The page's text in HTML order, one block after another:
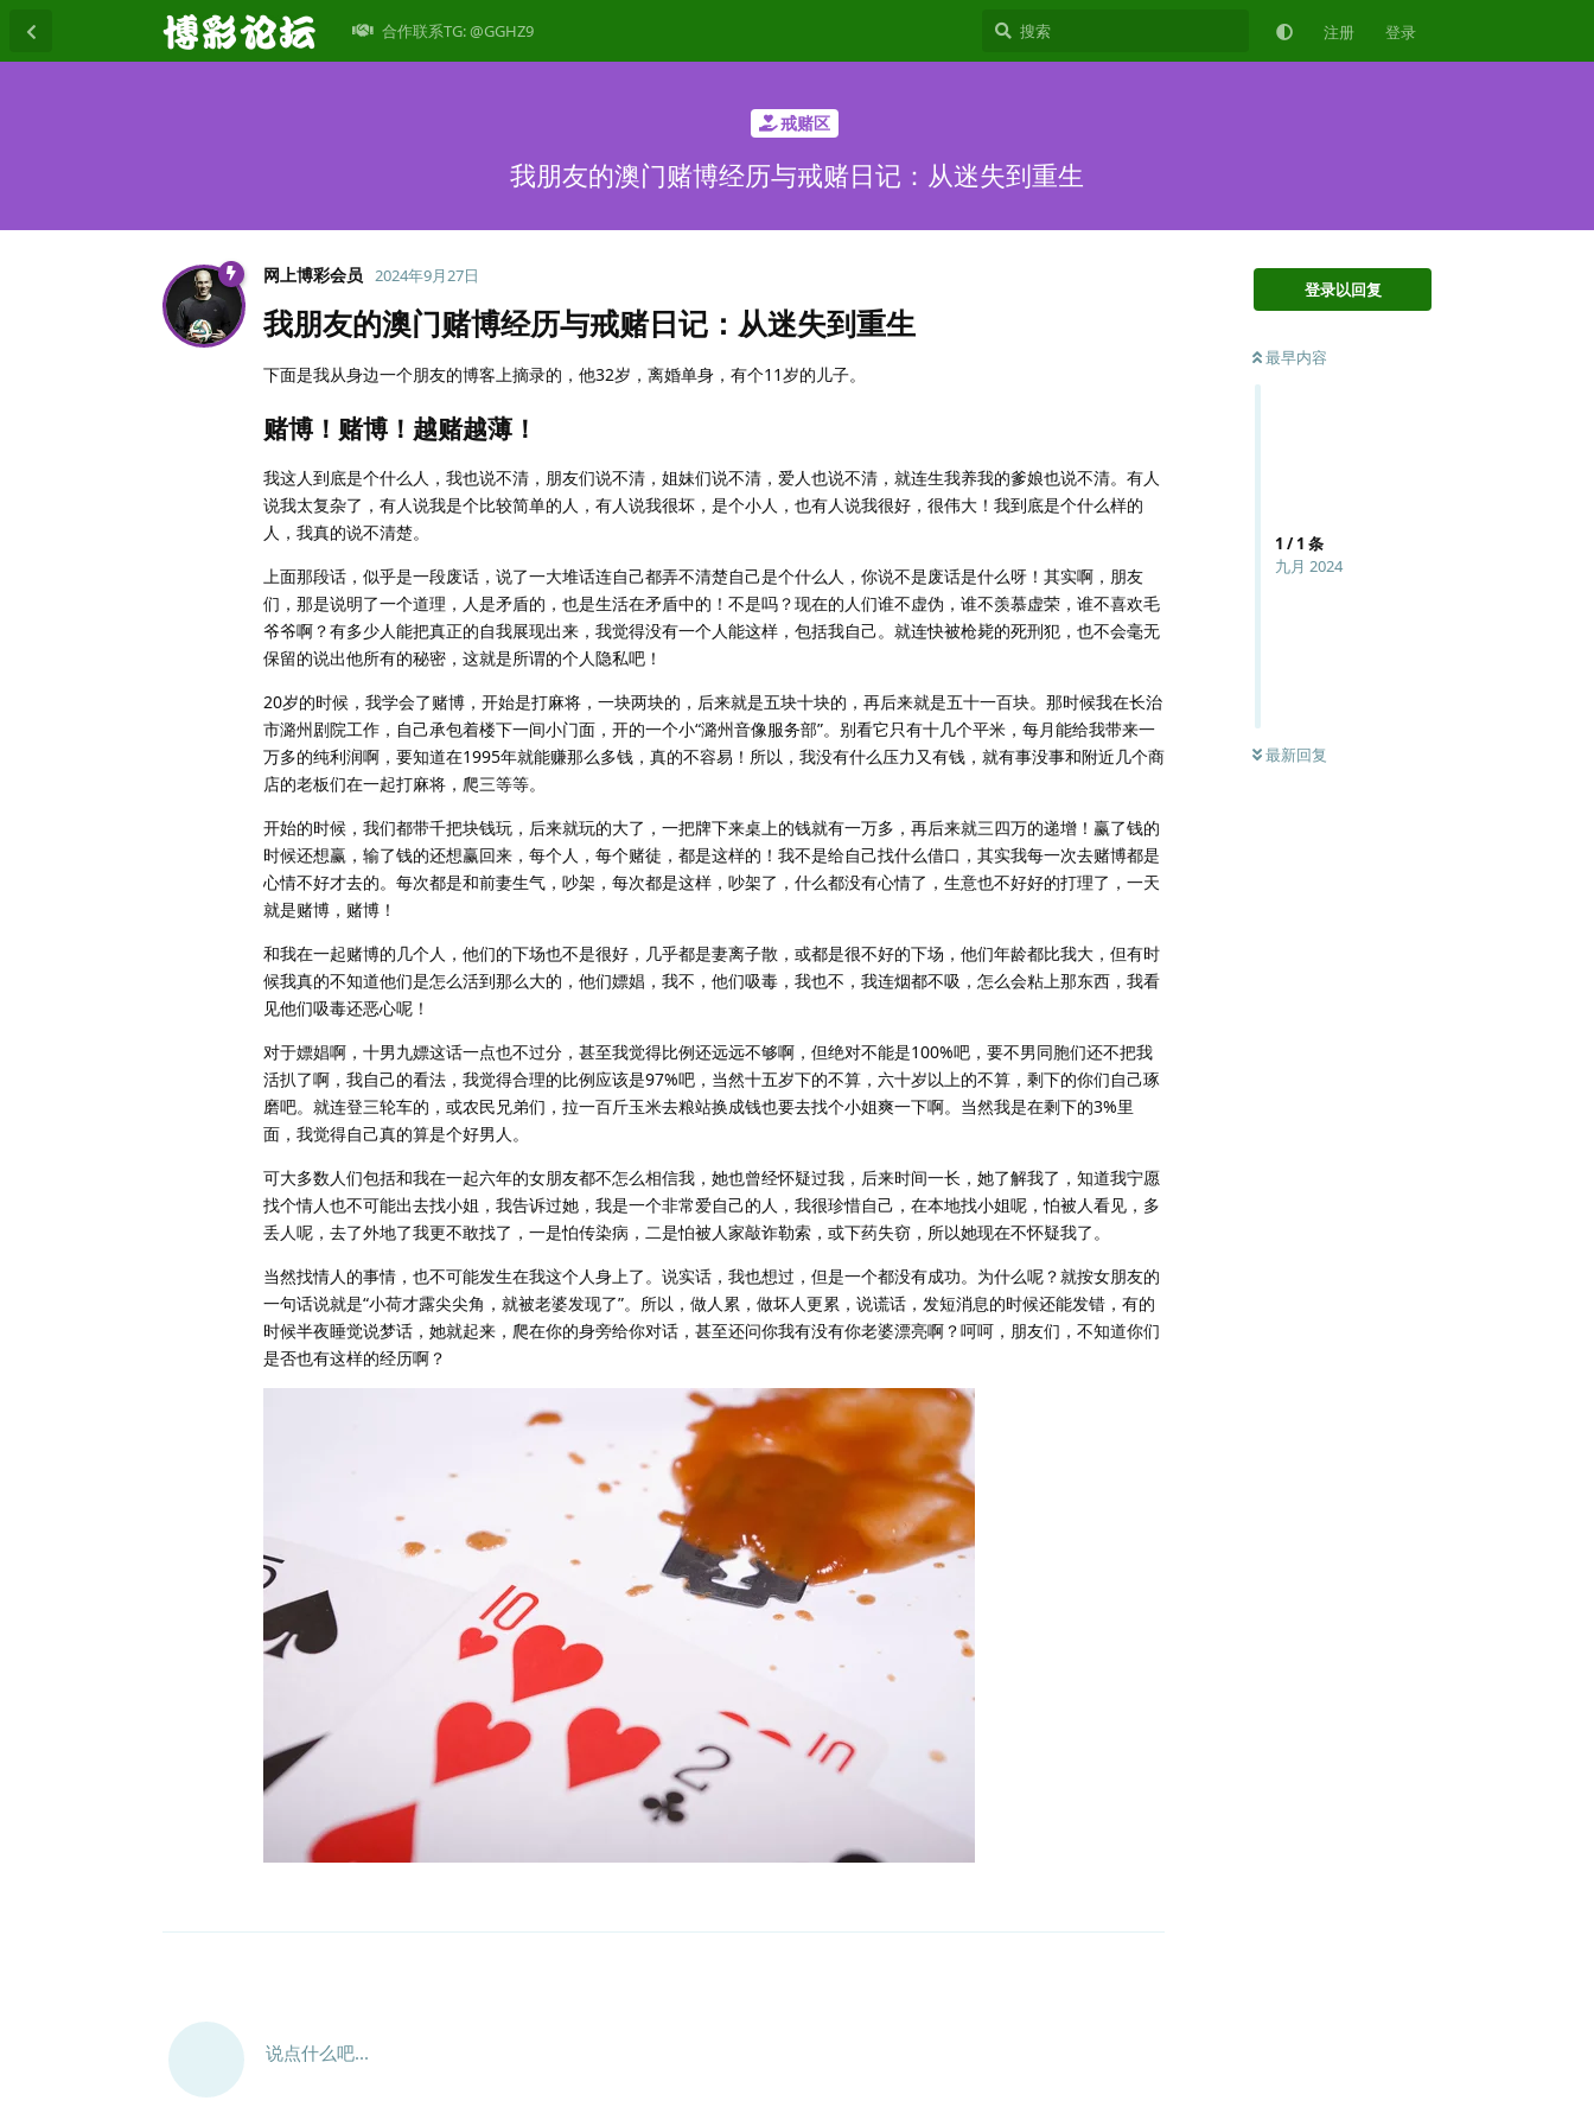
合作联系TG: @GGHZ9 注册 登录
戒赌区
我朋友的澳门赌博经历与戒赌日记：从迷失到重生
登录以回复
最早内容
1 /1 条
九月 2024
最新回复
网上博彩会员 2024年9月27日
我朋友的澳门赌博经历与戒赌日记：从迷失到重生
下面是我从身边一个朋友的博客上摘录的，他32岁，离婚单身，有个11岁的儿子。
赌博！赌博！越赌越薄！
我这人到底是个什么人，我也说不清，朋友们说不清，姐妹们说不清，爱人也说不清，就连生我养我的爹娘也说不清。有人
说我太复杂了，有人说我是个比较简单的人，有人说我很坏，是个小人，也有人说我很好，很伟大！我到底是个什么样的
人，我真的说不清楚。
上面那段话，似乎是一段废话，说了一大堆话连自己都弄不清楚自己是个什么人，你说不是废话是什么呀！其实啊，朋友
们，那是说明了一个道理，人是矛盾的，也是生活在矛盾中的！不是吗？现在的人们谁不虚伪，谁不羡慕虚荣，谁不喜欢毛
爷爷啊？有多少人能把真正的自我展现出来，我觉得没有一个人能这样，包括我自己。就连快被枪毙的死刑犯，也不会毫无
保留的说出他所有的秘密，这就是所谓的个人隐私吧！
20岁的时候，我学会了赌博，开始是打麻将，一块两块的，后来就是五块十块的，再后来就是五十一百块。那时候我在长治
市潞州剧院工作，自己承包着楼下一间小门面，开的一个小“潞州音像服务部”。别看它只有十几个平米，每月能给我带来一
万多的纯利润啊，要知道在1995年就能赚那么多钱，真的不容易！所以，我没有什么压力又有钱，就有事没事和附近几个商
店的老板们在一起打麻将，爬三等等。
开始的时候，我们都带千把块钱玩，后来就玩的大了，一把牌下来桌上的钱就有一万多，再后来就三四万的递增！赢了钱的
时候还想赢，输了钱的还想赢回来，每个人，每个赌徒，都是这样的！我不是给自己找什么借口，其实我每一次去赌博都是
心情不好才去的。每次都是和前妻生气，吵架，每次都是这样，吵架了，什么都没有心情了，生意也不好好的打理了，一天
就是赌博，赌博！
和我在一起赌博的几个人，他们的下场也不是很好，几乎都是妻离子散，或都是很不好的下场，他们年龄都比我大，但有时
候我真的不知道他们是怎么活到那么大的，他们嫖娼，我不，他们吸毒，我也不，我连烟都不吸，怎么会粘上那东西，我看
见他们吸毒还恶心呢！
对于嫖娼啊，十男九嫖这话一点也不过分，甚至我觉得比例还远远不够啊，但绝对不能是100%吧，要不男同胞们还不把我
活扒了啊，我自己的看法，我觉得合理的比例应该是97%吧，当然十五岁下的不算，六十岁以上的不算，剩下的你们自己琢
磨吧。就连登三轮车的，或农民兄弟们，拉一百斤玉米去粮站换成钱也要去找个小姐爽一下啊。当然我是在剩下的3%里
面，我觉得自己真的算是个好男人。
可大多数人们包括和我在一起六年的女朋友都不怎么相信我，她也曾经怀疑过我，后来时间一长，她了解我了，知道我宁愿
找个情人也不可能出去找小姐，我告诉过她，我是一个非常爱自己的人，我很珍惜自己，在本地找小姐呢，怕被人看见，多
丢人呢，去了外地了我更不敢找了，一是怕传染病，二是怕被人家敲诈勒索，或下药失窃，所以她现在不怀疑我了。
当然找情人的事情，也不可能发生在我这个人身上了。说实话，我也想过，但是一个都没有成功。为什么呢？就按女朋友的
一句话说就是“小荷才露尖尖角，就被老婆发现了”。所以，做人累，做坏人更累，说谎话，发短消息的时候还能发错，有的
时候半夜睡觉说梦话，她就起来，爬在你的身旁给你对话，甚至还问你我有没有你老婆漂亮啊？呵呵，朋友们，不知道你们
是否也有这样的经历啊？
说点什么吧...